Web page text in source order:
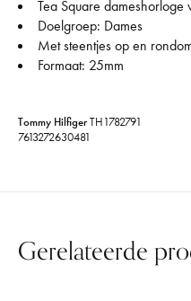
Tea Square dameshorloge
Doelgroep: Dames
Met steentjes op en
Formaat: 25mm
Tommy HilfigerTH1782791
7613272630481
Gerelateerde